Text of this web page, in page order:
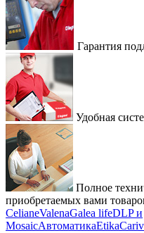
Гарантия
Удобная
Полное
приобретаемых вами
CelianeValenaGalea lifeDLP и
MosaicАвтоматикаEtika